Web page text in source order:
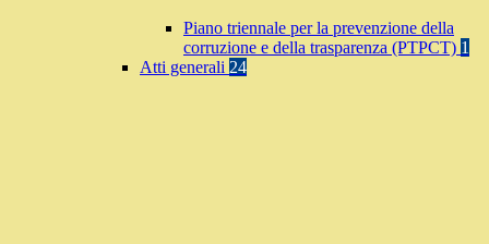
Piano triennale per la prevenzione della
corruzione e della trasparenza (PTPCT) 1
Atti generali 24